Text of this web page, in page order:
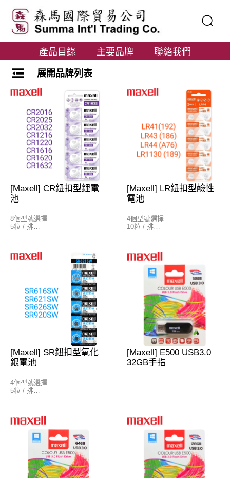
產品目錄 主要品牌 聯絡我們
展開品牌列表
[Maxell] CR鈕扣型鋰電
池
8個型號選擇
5粒 / 排
CR2032
CR1620
CR1632
[Maxell] LR鈕扣型鹼性
電池
4個型號選擇
10粒 / 排
LR44 (=A76)
LR1130 (=189)
[Maxell] SR鈕扣型氧化
銀電池
4個型號選擇
5粒 / 排
SR626SW
[Maxell] E500 USB3.0
32GB手指